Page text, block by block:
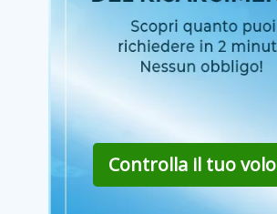
Controlla il tuo volo